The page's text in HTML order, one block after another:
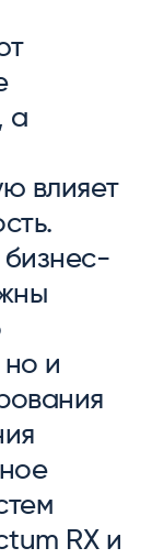
а
влияет
и
RX и